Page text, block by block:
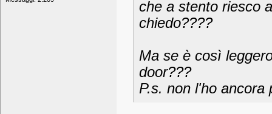
che a stento riesco
chiedo????
Ma se è così
door???
P.s. non l'ho ancora